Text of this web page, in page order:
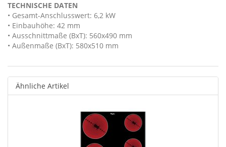
TECHNISCHE DATEN
• Gesamt-Anschlusswert: 6,2 kW
• Einbauhöhe: 42 mm
• Ausschnittmaße (BxT): 560x490 mm
• Außenmaße (BxT): 580x510 mm
Ähnliche Artikel